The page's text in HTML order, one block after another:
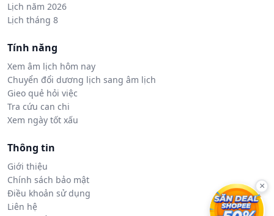
Lịch năm 2026
Lịch tháng 8
Tính năng
Xem âm lịch hôm nay
Chuyển đổi dương lịch sang âm lịch
Gieo quẻ hỏi việc
Tra cứu can chi
Xem ngày tốt xấu
Thông tin
Giới thiệu
Chính sách bảo mật
Điều khoản sử dụng
Liên hệ
×